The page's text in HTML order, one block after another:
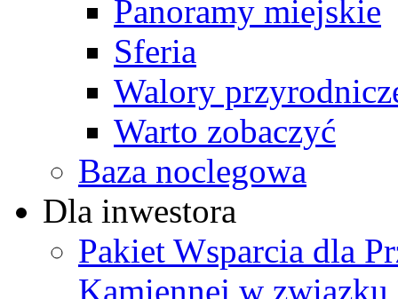
Panoramy miejskie
Sferia
Walory
Warto zobaczyć
Baza noclegowa
Dla inwestora
Pakiet Wsparcia dla
Kamiennej w